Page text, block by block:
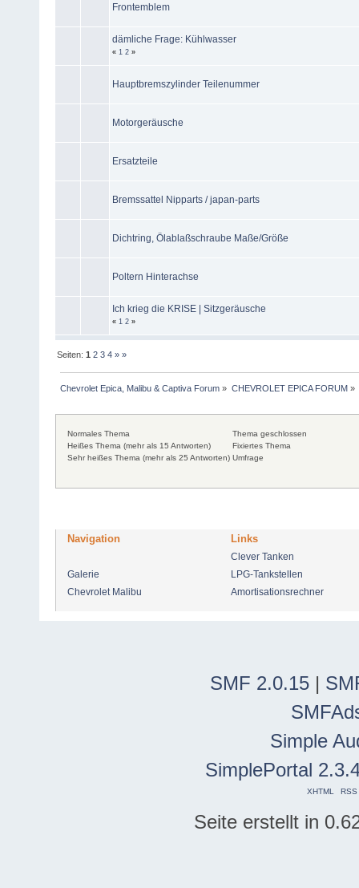
Frontemblem
dämliche Frage: Kühlwasser
« 1 2 »
Hauptbremszylinder Teilenummer
Motorgeräusche
Ersatzteile
Bremssattel Nipparts / japan-parts
Dichtring, Ölablaßschraube Maße/Größe
Poltern Hinterachse
Ich krieg die KRISE | Sitzgeräusche
« 1 2 »
Seiten:1 2 3 4 » »
Chevrolet Epica, Malibu & Captiva Forum » CHEVROLET EPICA FORUM»
Normales Thema
Heißes Thema (mehr als 15 Antworten)
Sehr heißes Thema (mehr als 25 Antworten)
Thema geschlossen
Fixiertes Thema
Umfrage
Navigation Links
Clever Tanken
Galerie
LPG-Tankstellen
Chevrolet Malibu
Amortisationsrechner
SMF 2.0.15 |
Simple
SimplePortal
XHTML RSS
Seite erstellt in